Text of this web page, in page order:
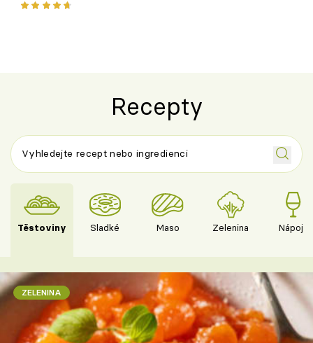
Recepty
Těstoviny Sladké Maso Zelenina Nápoje
ZELENINA